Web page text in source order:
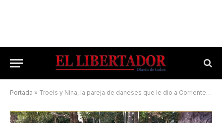
Portada » Troels y Nina, la pareja de daneses que le dio a Corrientes un parque nacional